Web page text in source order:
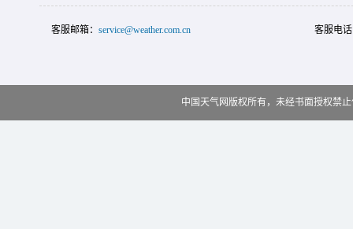
客服邮箱： service@weather.com.cn 客服电
中国天气网版权所有，未经书面授权